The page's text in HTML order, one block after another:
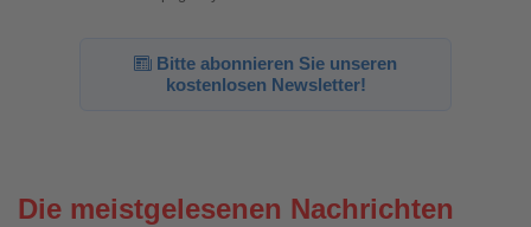
Bitte abonnieren Sie unseren
kostenlosen Newsletter!
Die meistgelesenen Nachrichten